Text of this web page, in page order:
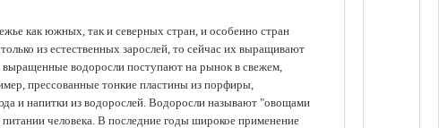
как южных, так и северных стран, и особенно стран
из естественных зарослей, то сейчас их выращивают
водоросли поступают на рынок в свежем,
прессованные тонкие пластины из порфиры,
и напитки из водорослей. Водоросли называют "овощами
человека. В последние годы широкое применение